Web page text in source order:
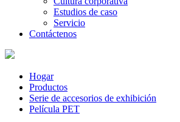
Estudios de caso
Servicio
Contáctenos
Hogar
Productos
Serie de accesorios de exhibición
Película PET